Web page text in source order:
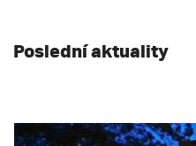
Poslední aktuality